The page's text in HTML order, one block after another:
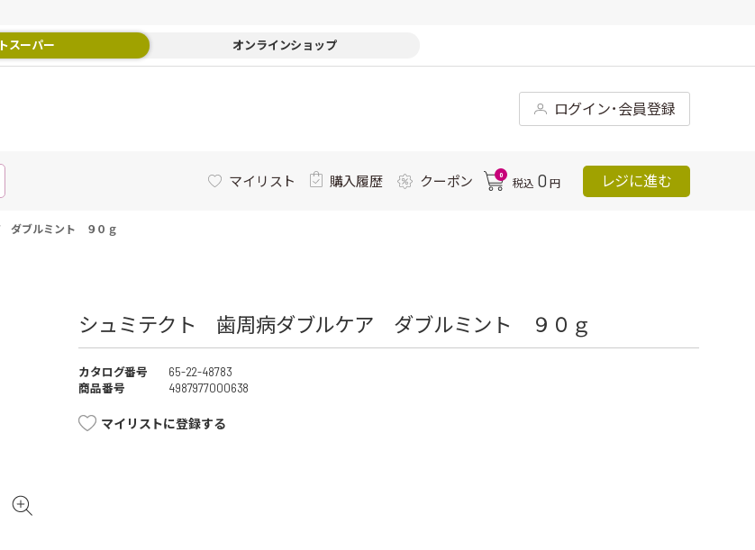
スーパー オンラインショップ
ログイン･会員登録
マイリスト 購入履歴 クーポン 0
税込 0 円 レジに進む
ダブルミント ９０ｇ
シュミテクト 歯周病ダブルケア ダブルミント ９０ｇ
カタログ番号
65-22-48783
商品番号
4987977000638
マイリストに登録する